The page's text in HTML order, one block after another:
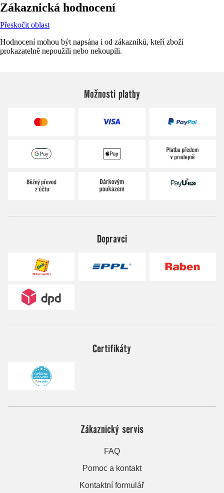
Zákaznická hodnocení
Přeskočit oblast
Hodnocení mohou být napsána i od zákazníků, kteří zboží
prokazatelně nepoužili nebo nekoupili.
Možnosti platby
Dopravci
Certifikáty
Zákaznický servis
FAQ
Pomoc a kontakt
Kontaktní formulář